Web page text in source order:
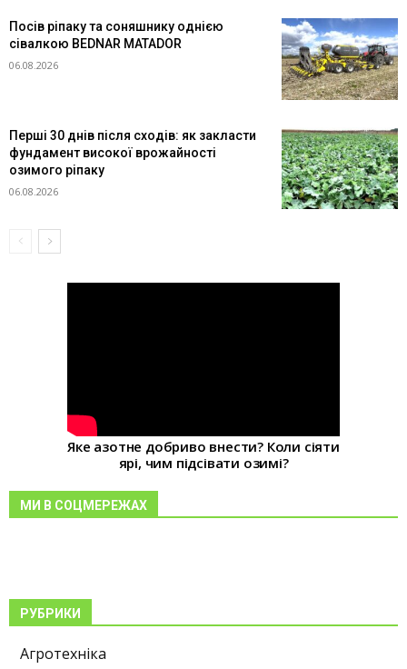
Посів ріпаку та соняшнику однією
сівалкою BEDNAR MATADOR
06.08.2026
Перші 30 днів після сходів: як закласти
фундамент високої врожайності
озимого ріпаку
06.08.2026
Яке азотне добриво внести? Коли сіяти
ярі, чим підсівати озимі?
МИ В СОЦМЕРЕЖАХ
РУБРИКИ
Агротехніка